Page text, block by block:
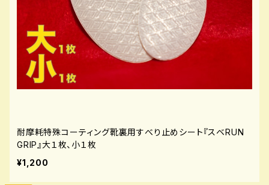
耐摩耗特殊コーティング靴裏用すべり止めシート『スベRUN
GRIP』大１枚、小１枚
¥1,200